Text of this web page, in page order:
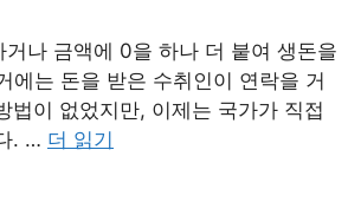
나 금액에 0을 하나 더 붙여 생돈을
에는 돈을 받은 수취인이 연락을 거
법이 없었지만, 이제는 국가가 직접
. … 더 읽기